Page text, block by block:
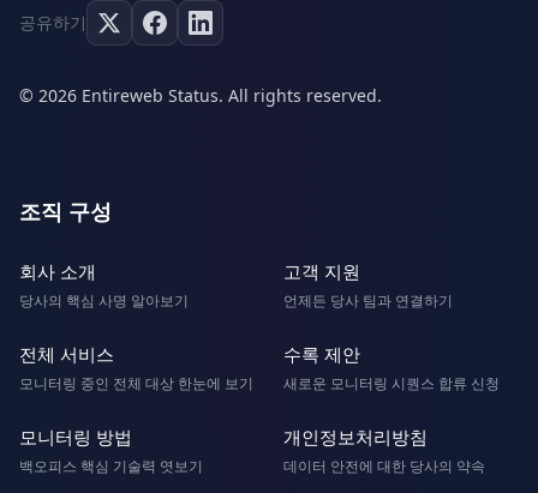
공유하기
© 2026 Entireweb Status. All rights reserved.
조직 구성
회사 소개
당사의 핵심 사명 알아보기
고객 지원
언제든 당사 팀과 연결하기
전체 서비스
모니터링 중인 전체 대상 한눈에 보기
수록 제안
새로운 모니터링 시퀀스 합류 신청
모니터링 방법
백오피스 핵심 기술력 엿보기
개인정보처리방침
데이터 안전에 대한 당사의 약속